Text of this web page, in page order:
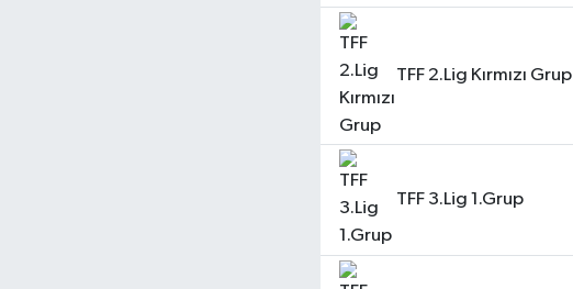
TFF 2.Lig Kırmızı Grup
TFF 3.Lig 1.Grup